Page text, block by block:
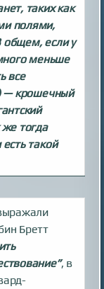
таких как
полями,
общем, если у
меньше
все
— крошечный
тогда
такой
Бретт
, в